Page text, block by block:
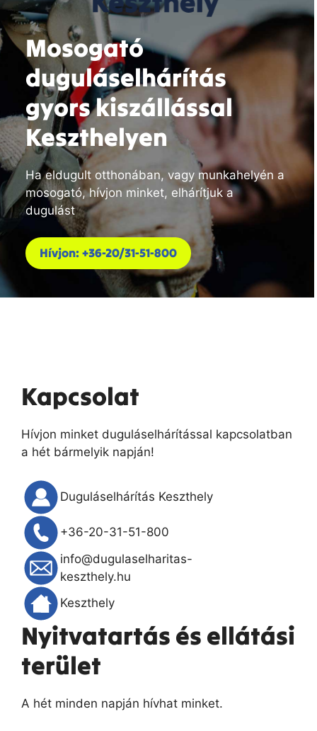
Mosogató
duguláselhárítás
gyors kiszállással
Keszthelyen
Ha eldugult otthonában, vagy munkahelyén a
mosogató, hívjon minket, elhárítjuk a
dugulást
Hívjon: +36-20/31-51-800
Kapcsolat
Hívjon minket duguláselhárítással kapcsolatban
a hét bármelyik napján!
Duguláselhárítás Keszthely
+36-20-31-51-800
info@dugulaselharitas-
keszthely.hu
Keszthely
Nyitvatartás és ellátási
terület
A hét minden napján hívhat minket.